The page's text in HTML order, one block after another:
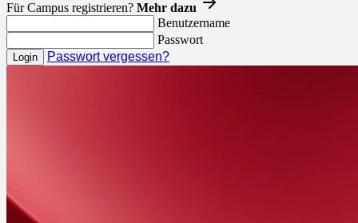
Für Campus registrieren? Mehr dazu
Benutzername
Passwort
Passwort vergessen?